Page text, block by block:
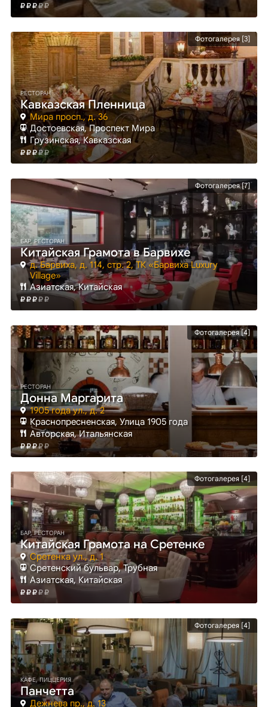
Фотогалерея [3]
РЕСТОРАН
Кавказская Пленница
Мира просп., д. 36
Достоевская, Проспект Мира
Грузинская, Кавказская
Фотогалерея [7]
БАР, РЕСТОРАН
Китайская Грамота в Барвихе
д. Барвиха, д. 114, стр. 2, ТК «Барвиха Luxury
Village»
Азиатская, Китайская
Фотогалерея [4]
РЕСТОРАН
Донна Маргарита
1905 года ул., д. 2
Краснопресненская, Улица 1905 года
Авторская, Итальянская
Фотогалерея [4]
БАР, РЕСТОРАН
Китайская Грамота на Сретенке
Сретенка ул., д. 1
Сретенский бульвар, Трубная
Азиатская, Китайская
Фотогалерея [4]
КАФЕ, ПИЦЦЕРИЯ
Панчетта
Дежнева пр., д. 13